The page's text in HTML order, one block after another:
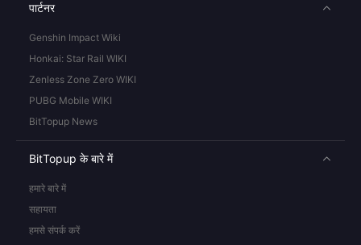
पार्टनर
Genshin Impact Wiki
Honkai: Star Rail WIKI
Zenless Zone Zero WIKI
PUBG Mobile WIKI
BitTopup News
BitTopup के बारे में
हमारे बारे में
सहायता
हमसे संपर्क करें